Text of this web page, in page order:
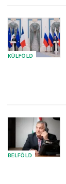
KÜLFÖLD
BELFÖLD